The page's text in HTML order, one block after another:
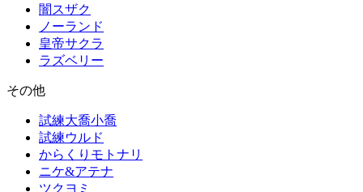
闇スザク
ノーランド
皇帝サクラ
ラズベリー
その他
試練大喬小喬
試練ウルド
からくりモトナリ
ニケ&アテナ
ツクヨミ